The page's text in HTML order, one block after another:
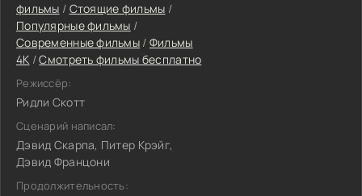
фильмы / Стоящие фильмы /
Популярные фильмы /
Современные фильмы / Фильмы
4K /Смотреть фильмы бесплатно
Режиссёр:
Ридли Скотт
Сценарий написал:
Дэвид Скарпа, Питер Крэйг,
Дэвид Францони
Продолжительность: